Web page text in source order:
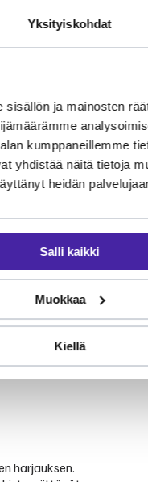
Yksityiskohdat
ja mainosten
kumppaneillemme
yhdistää näitä tietoja
heidän
Salli kaikki
Muokkaa
Kiellä
40 minuutin
pitävät kissan
harjauksen.